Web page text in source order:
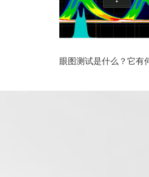
眼图测试是什么？它有